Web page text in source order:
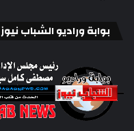
بوابة وراديو الشباب نيوز